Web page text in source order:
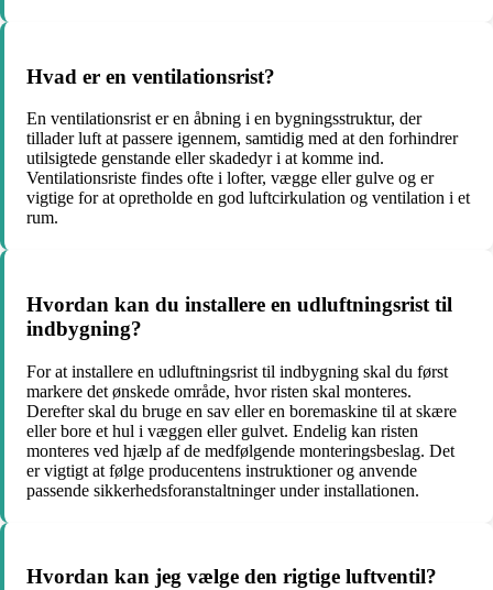
Hvad er en ventilationsrist?
En ventilationsrist er en åbning i en bygningsstruktur, der
tillader luft at passere igennem, samtidig med at den forhindrer
utilsigtede genstande eller skadedyr i at komme ind.
Ventilationsriste findes ofte i lofter, vægge eller gulve og er
vigtige for at opretholde en god luftcirkulation og ventilation i et
rum.
Hvordan kan du installere en udluftningsrist til
indbygning?
For at installere en udluftningsrist til indbygning skal du først
markere det ønskede område, hvor risten skal monteres.
Derefter skal du bruge en sav eller en boremaskine til at skære
eller bore et hul i væggen eller gulvet. Endelig kan risten
monteres ved hjælp af de medfølgende monteringsbeslag. Det
er vigtigt at følge producentens instruktioner og anvende
passende sikkerhedsforanstaltninger under installationen.
Hvordan kan jeg vælge den rigtige luftventil?